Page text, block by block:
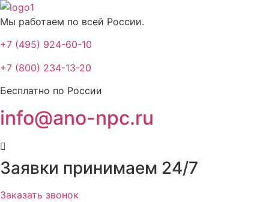
Мы работаем по всей России.
+7 (495) 924-60-10​
+7 (800) 234-13-20​
Бесплатно по России
info@ano-npc.ru
Заявки принимаем 24/7
Заказать звонок